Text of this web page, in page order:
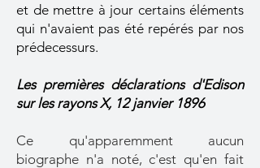
et de mettre à jour certains éléments
qui n'avaient pas été repérés par nos
prédecessurs.
Les premières déclarations d'Edison
sur les rayons X, 12 janvier 1896
Ce qu'apparemment aucun
biographe n'a noté, c'est qu'en fait